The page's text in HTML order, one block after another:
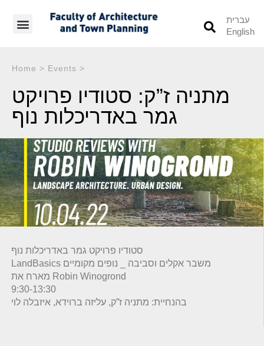
עברית
English
Home > Events >
מתניה ז”ק: סטודיו פרויקט
גמר באדריכלות נוף
סטודיו פרויקט גמר באדריכלות נוף
LandBasics משבר אקלים וסביבה _ נופים מקומיים
מארח את Robin Winogrond
9:30-13:30
בהנחיית: מתניה ז”ק, עליזה ברוידא, איזבלה לוי